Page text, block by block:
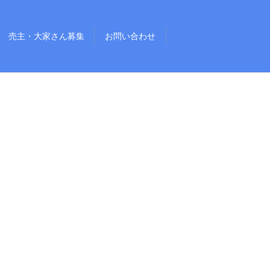
売主・大家さん募集 お問い合わせ